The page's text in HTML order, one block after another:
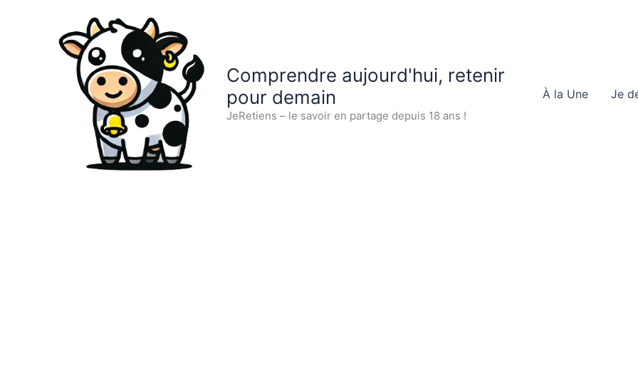
Comprendre aujourd'hui, retenir
pour demain
JeRetiens – le savoir en partage depuis 18 ans !
À la Une Je